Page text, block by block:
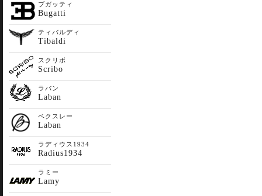
ブガッティ
Bugatti
ティバルディ
Tibaldi
スクリボ
Scribo
ラバン
Laban
ベクスレー
Laban
ラディウス1934
Radius1934
ラミー
Lamy